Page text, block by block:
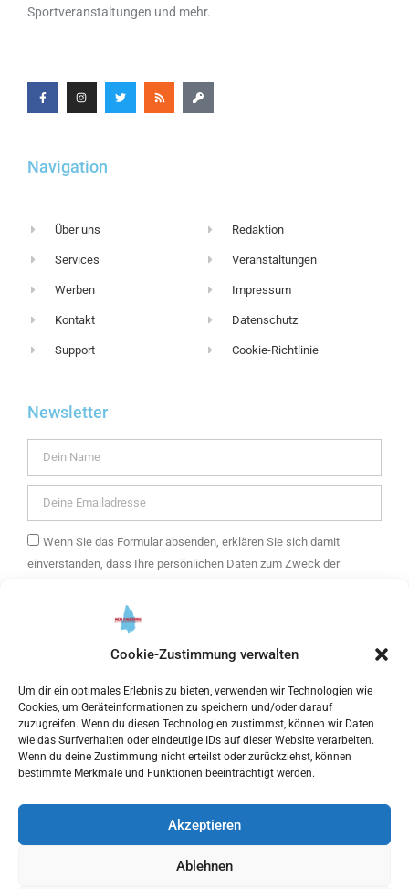
Cookie-Zustimmung verwalten
Um dir ein optimales Erlebnis zu bieten, verwenden wir Technologien wie
Cookies, um Geräteinformationen zu speichern und/oder darauf
zuzugreifen. Wenn du diesen Technologien zustimmst, können wir Daten
wie das Surfverhalten oder eindeutige IDs auf dieser Website verarbeiten.
Wenn du deine Zustimmung nicht erteilst oder zurückziehst, können
bestimmte Merkmale und Funktionen beeinträchtigt werden.
Akzeptieren
Ablehnen
Sportveranstaltungen und mehr.
Navigation
Über uns
Services
Werben
Kontakt
Support
Redaktion
Veranstaltungen
Impressum
Datenschutz
Cookie-Richtlinie
Newsletter
Wenn Sie das Formular absenden, erklären Sie sich damit
einverstanden, dass Ihre persönlichen Daten zum Zweck der
Angebote von mein Kaufering und weitere Themen verwendet
werden. Ihre Daten werden ausschließlich zur Versendung des
Newsletters verwendet und nur an unseren E-Mail Marketing-
Einwilligung jederzeit widerrufen.
Bitte hier klicken, um die Marketing-Cookies zu akzeptieren
und diesen inhalt zu aktivieren
ANMELDEN